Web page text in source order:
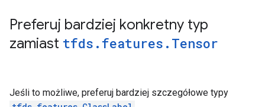
Preferuj bardziej konkretny typ
zamiast tfds . features . Tensor
Jeśli to możliwe, preferuj bardziej szczegółowe typy